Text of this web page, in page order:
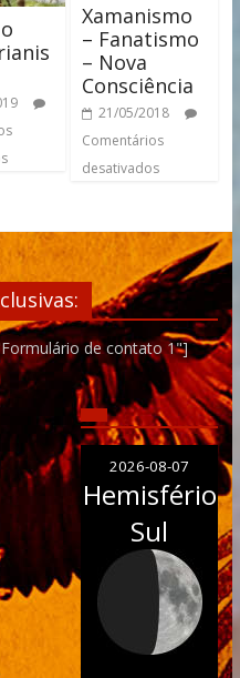
Xamanismo
– Fanatismo
– Nova
Consciência
21/05/2018
Comentários
desativados
de contato 1"]
2026-08-07
Hemisfério
Sul